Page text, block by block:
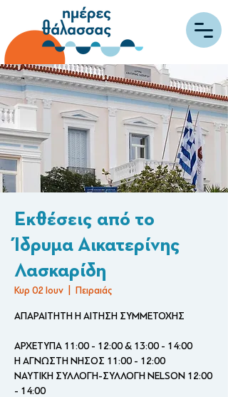
Εκθέσεις από το
Ίδρυμα Αικατερίνης
Λασκαρίδη
Κυρ 02 Ιουν Πειραιάς
ΑΠΑΡΑΙΤΗΤΗ Η ΑΙΤΗΣΗ ΣΥΜΜΕΤΟΧΗΣ
ΑΡΧΕΤΥΠΑ 11:00 - 12:00 & 13:00 - 14:00
Η ΑΓΝΩΣΤΗ ΝΗΣΟΣ 11:00 - 12:00
ΝΑΥΤΙΚΗ ΣΥΛΛΟΓΗ-ΣΥΛΛΟΓΗ NELSON 12:00
- 14:00